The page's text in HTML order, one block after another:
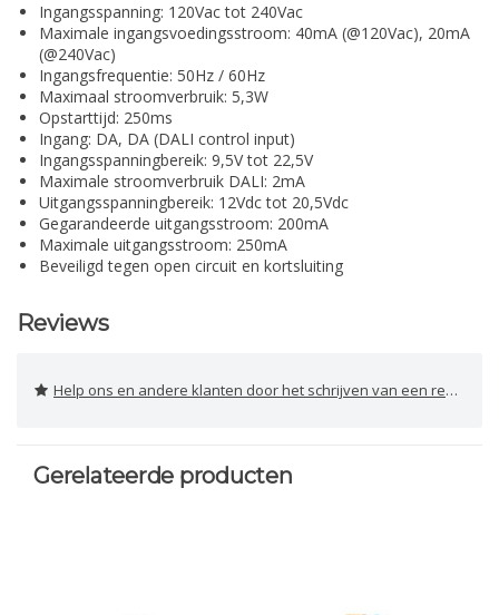
Ingangsspanning: 120Vac tot 240Vac
Maximale ingangsvoedingsstroom: 40mA (@120Vac), 20mA
(@240Vac)
Ingangsfrequentie: 50Hz / 60Hz
Maximaal stroomverbruik: 5,3W
Opstarttijd: 250ms
Ingang: DA, DA (DALI control input)
Ingangsspanningbereik: 9,5V tot 22,5V
Maximale stroomverbruik DALI: 2mA
Uitgangsspanningbereik: 12Vdc tot 20,5Vdc
Gegarandeerde uitgangsstroom: 200mA
Maximale uitgangsstroom: 250mA
Beveiligd tegen open circuit en kortsluiting
Reviews
Help ons en andere klanten door het schrijven van een review
Gerelateerde producten